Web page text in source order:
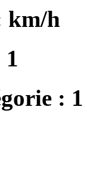
km/h
1
: 1